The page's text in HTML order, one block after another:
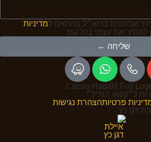
ועדכונים בדוא״ל בהתאם למדיניות
להסיר את עצמי בכל עת.
שליחה ←
פרטיותהצהרת נגישות
דגן כץ